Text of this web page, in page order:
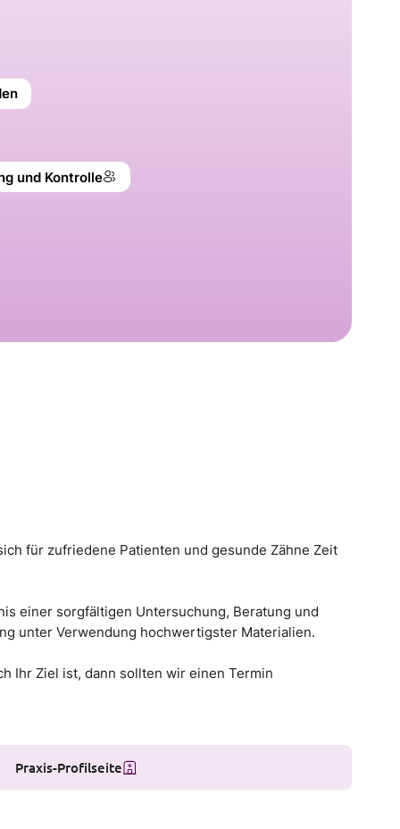
und Kontrolle
für zufriedene Patienten und gesunde Zähne Zeit
einer sorgfältigen Untersuchung, Beratung und
unter Verwendung hochwertigster Materialien.
Ihr Ziel ist, dann sollten wir einen Termin
Praxis-Profilseite